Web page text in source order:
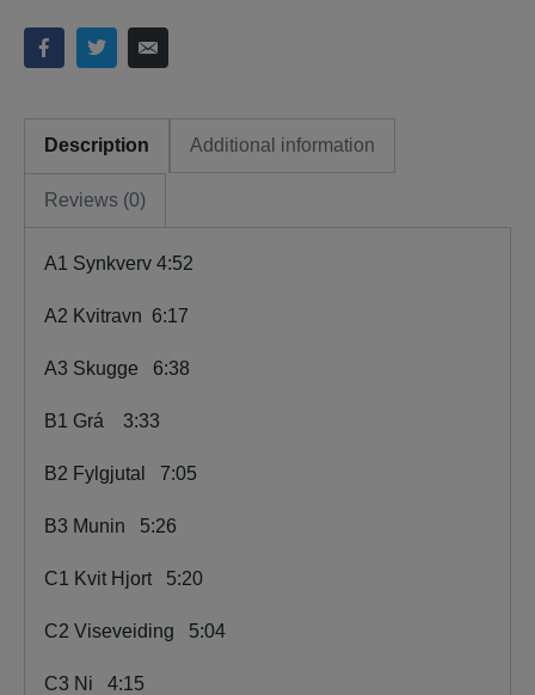
Description Additional information
Reviews (0)
A1 Synkverv 4:52
A2 Kvitravn 6:17
A3 Skugge 6:38
B1 Grá 3:33
B2 Fylgjutal 7:05
B3 Munin 5:26
C1 Kvit Hjort 5:20
C2 Viseveiding 5:04
C3 Ni 4:15